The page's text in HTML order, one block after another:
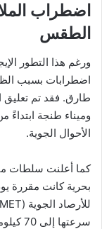
اضطراب
الطقس
ورغم هذا التطور
اضطرابات بسبب
طارق. فقد تم تعليق
وميناء طنجة
الأحوال الجوية.
كما أعلنت سلطات
بحرية كانت مقررة